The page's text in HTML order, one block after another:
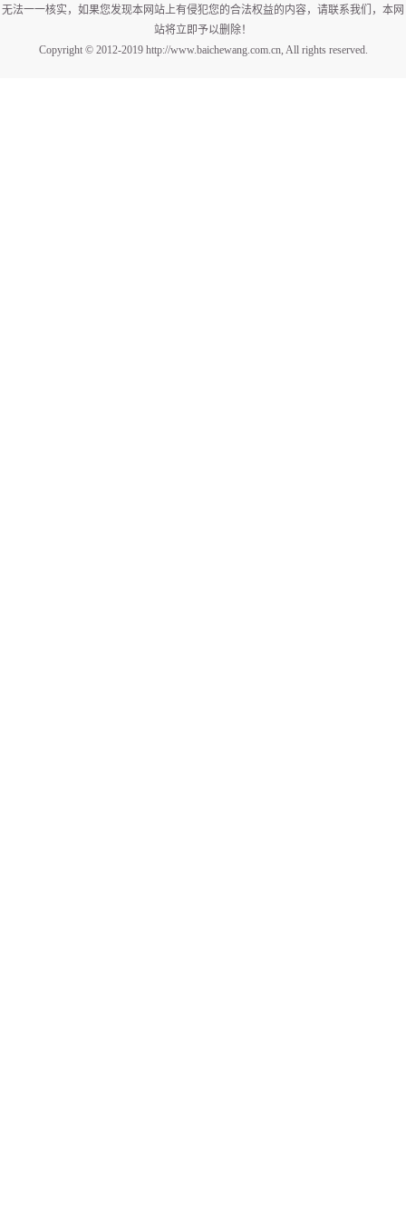
无法一一核实，如果您发现本网站上有侵犯您的合法权益的内容，请联系我们，本网
站将立即予以删除！
Copyright © 2012-2019 http://www.baichewang.com.cn, All rights reserved.